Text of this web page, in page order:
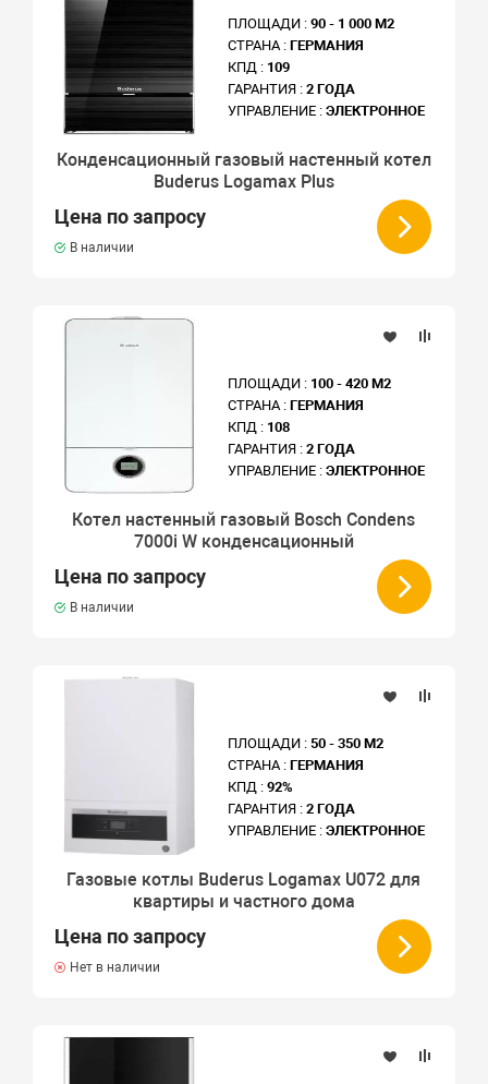
ПЛОЩАДИ :90 - 1 000 М2
СТРАНА :ГЕРМАНИЯ
КПД : 109
ГАРАНТИЯ :2 ГОДА
УПРАВЛЕНИЕ :ЭЛЕКТРОННОЕ
Конденсационный газовый настенный котел
Buderus Logamax Plus
Цена по запросу
В наличии
ПЛОЩАДИ : 100 - 420 М2
СТРАНА :ГЕРМАНИЯ
КПД : 108
ГАРАНТИЯ :2 ГОДА
УПРАВЛЕНИЕ :ЭЛЕКТРОННОЕ
Котел настенный газовый Bosch Condens
7000i W конденсационный
Цена по запросу
В наличии
ПЛОЩАДИ :50 - 350 М2
СТРАНА :ГЕРМАНИЯ
КПД :92%
ГАРАНТИЯ :2 ГОДА
УПРАВЛЕНИЕ :ЭЛЕКТРОННОЕ
Газовые котлы Buderus Logamax U072 для
квартиры и частного дома
Цена по запросу
Нет в наличии